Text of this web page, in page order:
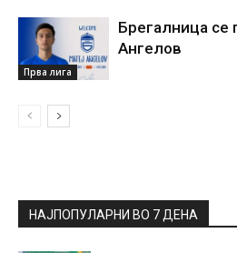
Прва лига
Брегалница се
Ангелов
НАЈПОПУЛАРНИ ВО 7 ДЕНА